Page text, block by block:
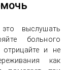
выслушать
больного
и не
как